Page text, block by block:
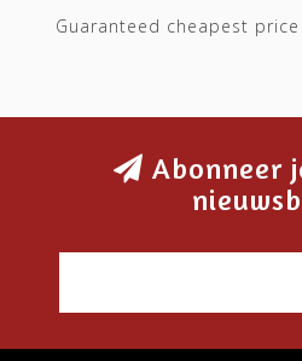
Guaranteed cheapest
Abonneer